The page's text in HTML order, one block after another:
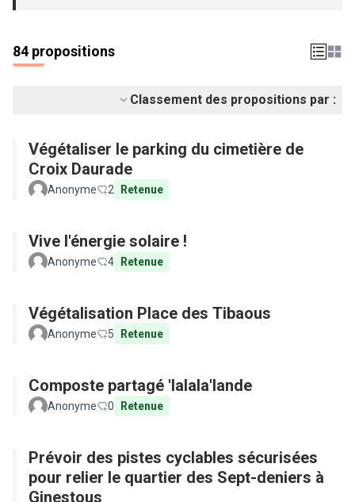
84 propositions
Classement des propositions par :
Végétaliser le parking du cimetière de
Croix Daurade
Anonyme 2 Retenue
Vive l'énergie solaire !
Anonyme 4 Retenue
Végétalisation Place des Tibaous
Anonyme 5 Retenue
Composte partagé 'lalala'lande
Anonyme 0 Retenue
Prévoir des pistes cyclables sécurisées
pour relier le quartier des Sept-deniers à
Ginestous